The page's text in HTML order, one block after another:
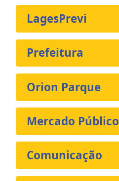
LagesPrevi
Prefeitura
Orion Parque
Mercado Público
Comunicação